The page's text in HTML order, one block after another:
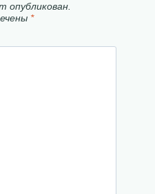
опубликован.
*